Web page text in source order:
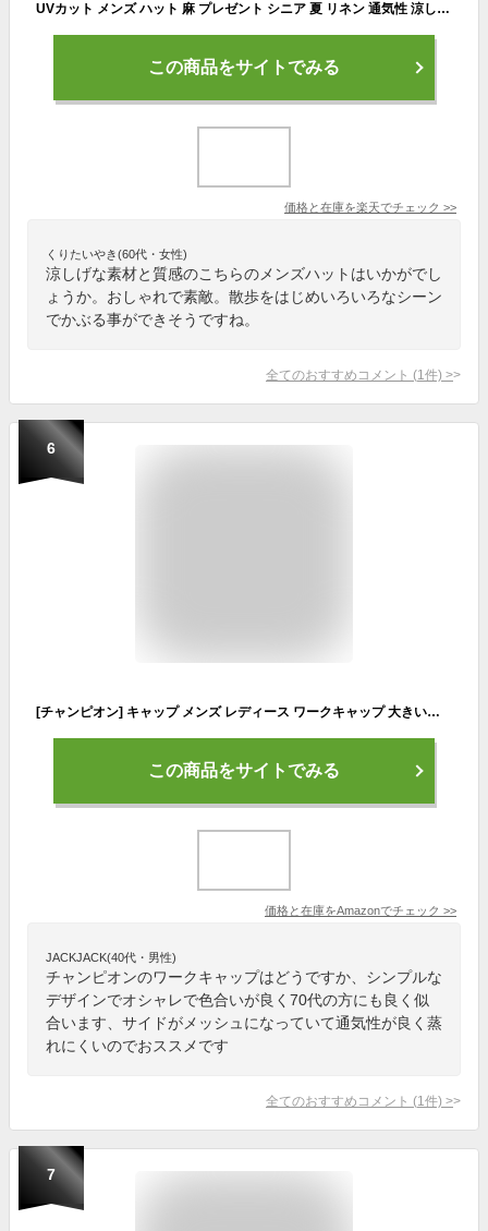
UVカット メンズ ハット 麻 プレゼント シニア 夏 リネン 通気性 涼しい 中折れ 麻ハット 50代 紫外線 春 男性 ギフト UV 旅行 実用的 敬老の日 中折れハット リネンハット 紫外線ハット uvハット おしゃれ 秋 お出掛け 大きいサイズ 40代 リネン 60代 70代 帽子
この商品をサイトでみる
価格と在庫を楽天でチェック >>
くりたいやき(60代・女性)
涼しげな素材と質感のこちらのメンズハットはいかがでし
ょうか。おしゃれで素敵。散歩をはじめいろいろなシーン
でかぶる事ができそうですね。
全てのおすすめコメント (1 件) >
6
[チャンピオン] キャップ メンズ レディース ワークキャップ 大きいサイズ ビッグサイズ 帽子 シートワークキャップ ブランド 人気 トレンド 父の日 贈り物 プレゼント メンズ (L, ベージュ)
この商品をサイトでみる
価格と在庫をAmazonでチェック >>
JACKJACK(40代・男性)
チャンピオンのワークキャップはどうですか、シンプルな
デザインでオシャレで色合いが良く70代の方にも良く似
合います、サイドがメッシュになっていて通気性が良く蒸
れにくいのでおススメです
全てのおすすめコメント (1 件) >
7